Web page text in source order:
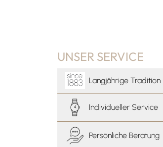
UNSER SERVICE
Langjährige Tradition
Individueller Service
Persönliche Beratung